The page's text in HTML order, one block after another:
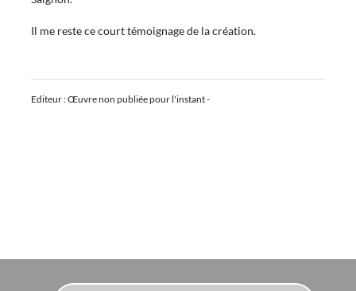
Il me reste ce court témoignage de la création.
Editeur : Œuvre non publiée pour l'instant -